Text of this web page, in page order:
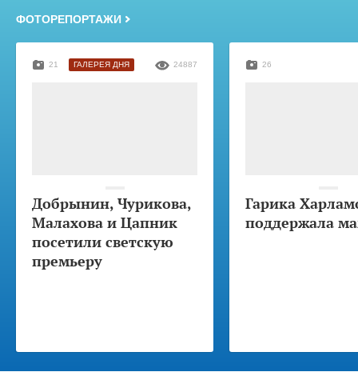
ФОТОРЕПОРТАЖИ
Добрынин, Чурикова,
Малахова и Цапник
посетили светскую
премьеру
21 ГАЛЕРЕЯ ДНЯ 24887
Гарика
поддержала
26